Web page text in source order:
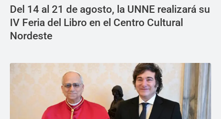
Del 14 al 21 de agosto, la UNNE realizará su
IV Feria del Libro en el Centro Cultural
Nordeste